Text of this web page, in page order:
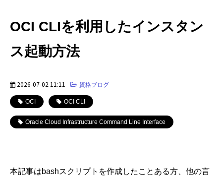
OCI CLIを利用したインスタン
ス起動方法
2026-07-02 11:11 資格ブログ
OCI OCI CLI
Oracle Cloud Infrastructure Command Line Interface
本記事はbashスクリプトを作成したことある方、他の言